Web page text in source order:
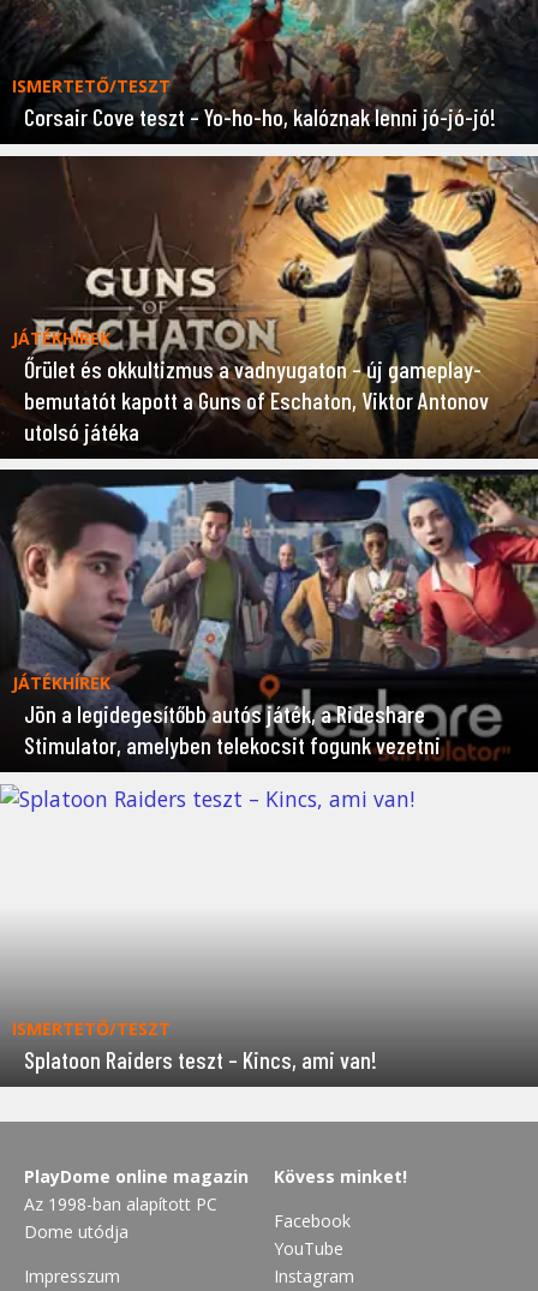
ISMERTETŐ/TESZT
Corsair Cove teszt – Yo-ho-ho, kalóznak lenni jó-jó-jó!
JÁTÉKHÍREK
Őrület és okkultizmus a vadnyugaton – új gameplay-
bemutatót kapott a Guns of Eschaton, Viktor Antonov
utolsó játéka
JÁTÉKHÍREK
Jön a legidegesítőbb autós játék, a Rideshare
Stimulator, amelyben telekocsit fogunk vezetni
ISMERTETŐ/TESZT
Splatoon Raiders teszt – Kincs, ami van!
PlayDome online magazin
Az 1998-ban alapított PC
Dome utódja
Impresszum
Kövess minket!
Facebook
YouTube
Instagram